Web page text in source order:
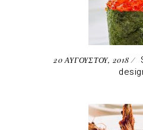
20 ΑΥΓΟΥΣΤΟΥ, 2018